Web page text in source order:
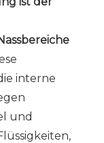
interne
und